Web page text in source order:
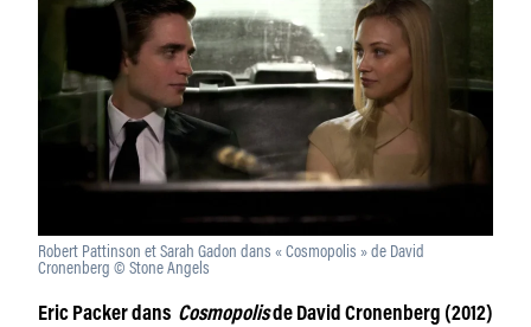
Robert Pattinson et Sarah Gadon dans « Cosmopolis » de David
Cronenberg © Stone Angels
Eric Packer dans Cosmopolisde David Cronenberg (2012)